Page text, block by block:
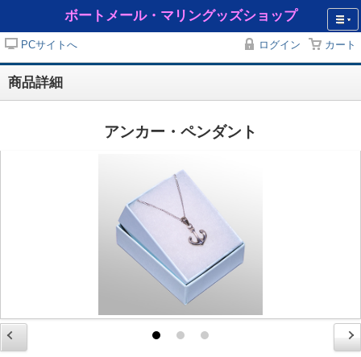
ボートメール・マリングッズショップ
PCサイトへ ログイン カート
商品詳細
アンカー・ペンダント